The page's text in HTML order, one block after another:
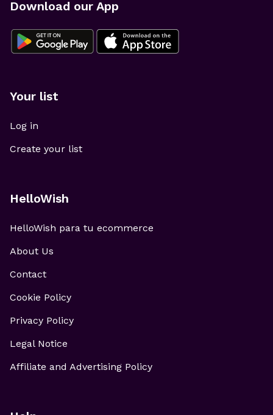
Download our App
Your list
Log in
Create your list
HelloWish
HelloWish para tu ecommerce
About Us
Contact
Cookie Policy
Privacy Policy
Legal Notice
Affiliate and Advertising Policy